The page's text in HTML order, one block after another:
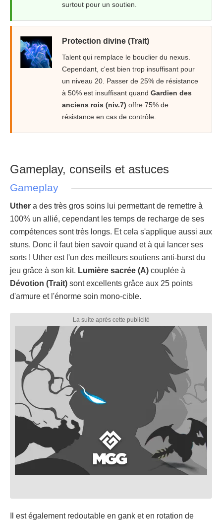
surtout pour un soutien.
Protection divine (Trait)
Talent qui remplace le bouclier du nexus.
Cependant, c'est bien trop insuffisant pour
un niveau 20. Passer de 25% de résistance
à 50% est insuffisant quand Gardien des
anciens rois (niv.7) offre 75% de
résistance en cas de contrôle.
Gameplay, conseils et astuces
Gameplay
Uther a des très gros soins lui permettant de remettre à
100% un allié, cependant les temps de recharge de ses
compétences sont très longs. Et cela s'applique aussi aux
stuns. Donc il faut bien savoir quand et à qui lancer ses
sorts ! Uther est l'un des meilleurs soutiens anti-burst du
jeu grâce à son kit. Lumière sacrée (A) couplée à
Dévotion (Trait) sont excellents grâce aux 25 points
d'armure et l'énorme soin mono-cible.
Il est également redoutable en gank et en rotation de